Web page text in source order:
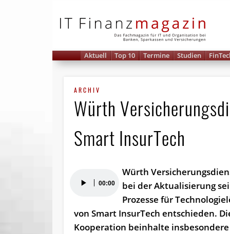
Aktuell Top 10 Termine Studien
ARCHIV
Würth
Smart InsurTech
Player 00:00
Würth
bei der Aktualisierung
Prozesse für
von Smart InsurTech entschieden.
Kooperation beinhalte